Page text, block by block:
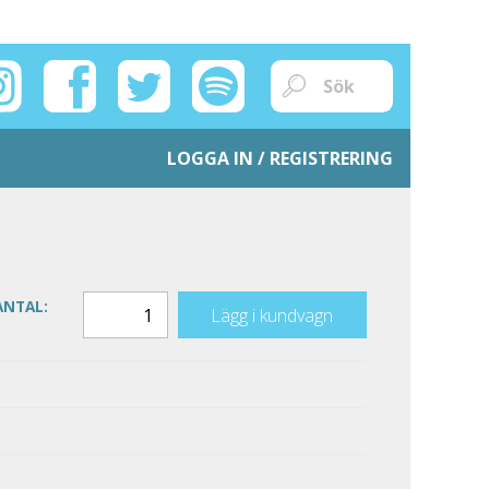
LOGGA IN / REGISTRERING
Lägg i kundvagn